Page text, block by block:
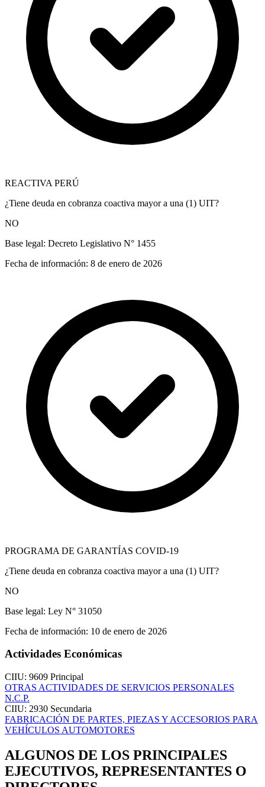
REACTIVA PERÚ
¿Tiene deuda en cobranza coactiva mayor a una (1) UIT?
NO
Base legal: Decreto Legislativo N° 1455
Fecha de información: 8 de enero de 2026
PROGRAMA DE GARANTÍAS COVID-19
¿Tiene deuda en cobranza coactiva mayor a una (1) UIT?
NO
Base legal: Ley N° 31050
Fecha de información: 10 de enero de 2026
Actividades Económicas
CIIU: 9609 Principal
OTRAS ACTIVIDADES DE SERVICIOS PERSONALES
N.C.P.
CIIU: 2930 Secundaria
FABRICACIÓN DE PARTES, PIEZAS Y ACCESORIOS PARA
VEHÍCULOS AUTOMOTORES
ALGUNOS DE LOS PRINCIPALES
EJECUTIVOS, REPRESENTANTES O